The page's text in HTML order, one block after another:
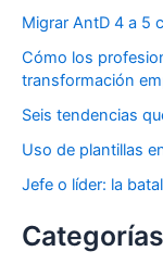
Migrar AntD 4 a 5
Cómo los
transformación
Seis tendencias
Uso de plantillas
Jefe o líder: la
Categorías